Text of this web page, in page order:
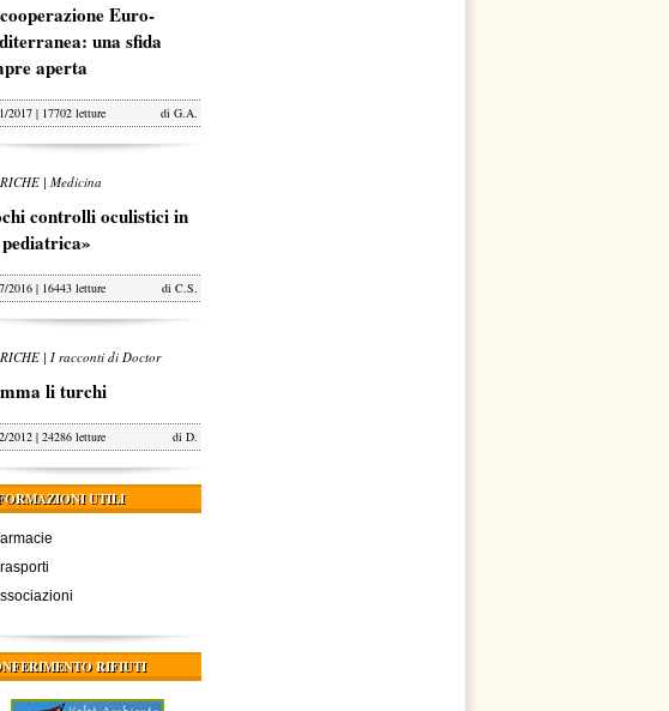
Euro-
una sfida
aperta
2017 | 17702 letture di G.A.
| Medicina
controlli oculistici in
2016 | 16443 letture di C.S.
| I racconti di Doctor
li turchi
2012 | 24286 letture di D.
UTILI
RIFIUTI